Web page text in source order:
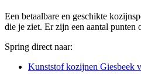
Een betaalbare en geschikte
die je ziet. Er zijn een aantal punten
Spring direct naar:
Kunststof kozijnen Giesbeek